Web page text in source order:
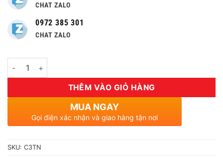
CHAT ZALO
0972 385 301
CHAT ZALO
Số lượng
THÊM VÀO GIỎ HÀNG
MUA NGAY
Gọi điện xác nhận và giao hàng tận nơi
SKU: C3TN